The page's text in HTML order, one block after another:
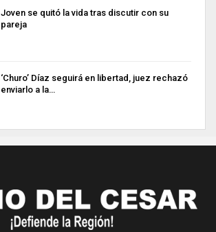
Joven se quitó la vida tras discutir con su
pareja
‘Churo’ Díaz seguirá en libertad, juez rechazó
enviarlo a la…